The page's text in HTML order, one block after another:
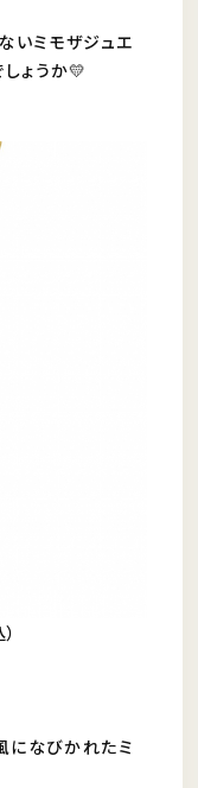
いミモザジュエ
ょうか💛
になびかれたミ